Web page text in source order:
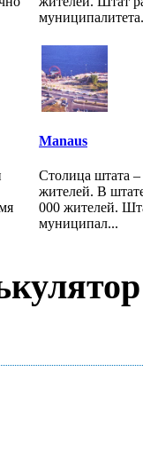
Manaus
Столица штата
жителей. В
000 жителей.
муниципал...